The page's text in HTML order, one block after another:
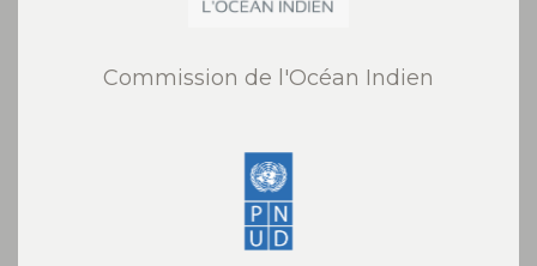
Commission de l'Océan Indien